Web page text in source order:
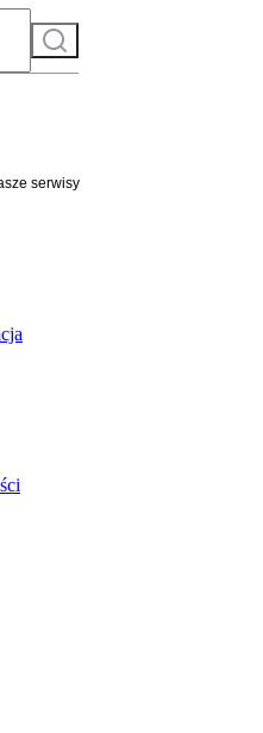
Szukaj
nowej karcie
się w nowej karcie
serwisy
do serwisu